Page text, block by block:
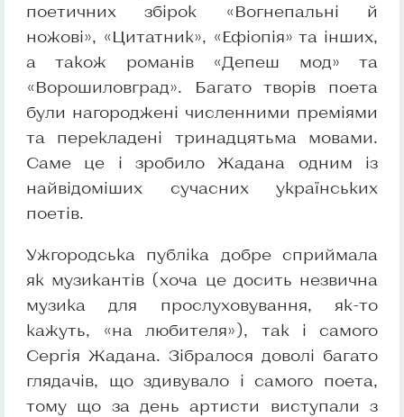
поетичних збірок «Вогнепальні й
ножові», «Цитатник», «Ефіопія» та інших,
а також романів «Депеш мод» та
«Ворошиловград». Багато творів поета
були нагороджені численними преміями
та перекладені тринадцятьма мовами.
Саме це і зробило Жадана одним із
найвідоміших сучасних українських
поетів.
Ужгородська публіка добре сприймала
як музикантів (хоча це досить незвична
музика для прослуховування, як-то
кажуть, «на любителя»), так і самого
Сергія Жадана. Зібралося доволі багато
глядачів, що здивувало і самого поета,
тому що за день артисти виступали з